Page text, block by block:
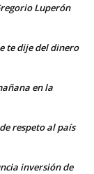
Luperón
te dije del dinero
en la
respeto al país
inversión de